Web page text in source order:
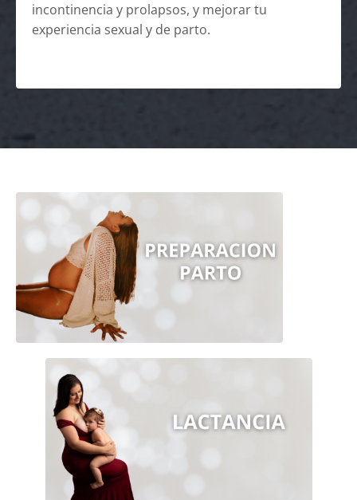
incontinencia y prolapsos, y mejorar tu
experiencia sexual y de parto.